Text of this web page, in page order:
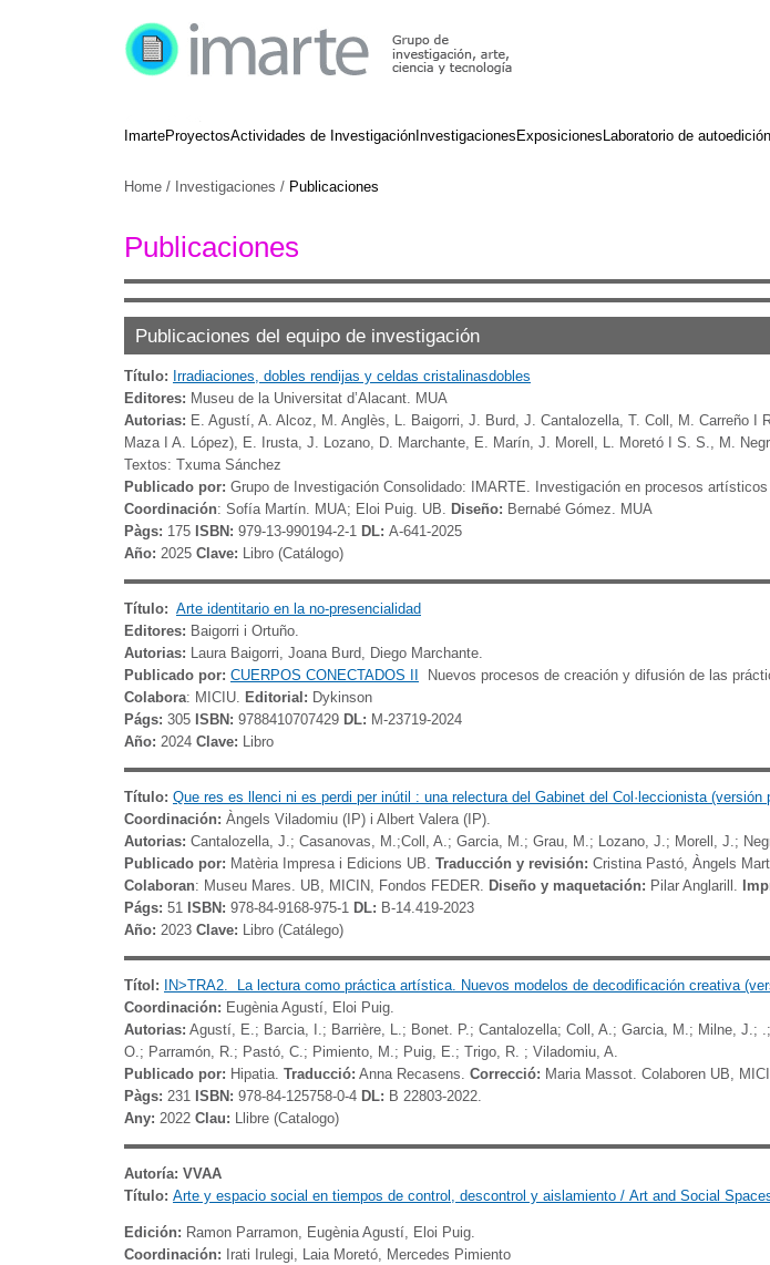
ImarteProyectosActividades de Investigación Investigaciones Exposiciones Laboratorio de autoedición
Home / Investigaciones / Publicaciones
Publicaciones
Publicaciones del equipo de investigación
Título: Irradiaciones, dobles rendijas y celdas cristalinasdobles
Editores: Museu de la Universitat d’Alacant. MUA
Autorias: E. Agustí, A. Alcoz, M. Anglès, L. Baigorri, J. Burd, J. Cantalozella, T. Coll, M. Carreño
Maza I A. López), E. Irusta, J. Lozano, D. Marchante, E. Marín, J. Morell, L. Moretó I S. S., M.
Textos: Txuma Sánchez
Publicado por: Grupo de Investigación Consolidado: IMARTE. Investigación en procesos
Coordinación: Sofía Martín. MUA; Eloi Puig. UB. Diseño: Bernabé Gómez. MUA
Pàgs: 175 ISBN: 979-13-990194-2-1 DL: A-641-2025
Año: 2025 Clave: Libro (Catálogo)
Título: Arte identitario en la no-presencialidad
Editores: Baigorri i Ortuño.
Autorias: Laura Baigorri, Joana Burd, Diego Marchante.
Publicado por: CUERPOS CONECTADOS II
Nuevos procesos de creación y difusión de las
Colabora: MICIU. Editorial: Dykinson
Págs: 305 ISBN: 9788410707429 DL: M-23719-2024
Año: 2024 Clave: Libro
Título: Que res es llenci ni es perdi per inútil : una relectura del Gabinet del Col·leccionista (versión
Coordinación: Àngels Viladomiu (IP) i Albert Valera (IP).
Autorias: Cantalozella, J.; Casanovas, M.;Coll, A.; Garcia, M.; Grau, M.; Lozano, J.; Morell, J.;
Publicado por: Matèria Impresa i Edicions UB. Traducción y revisión: Cristina Pastó, Àngels
Colaboran: Museu Mares. UB, MICIN, Fondos FEDER. Diseño y maquetación: Pilar Anglarill.
Págs: 51 ISBN: 978-84-9168-975-1 DL: B-14.419-2023
Año: 2023 Clave: Libro (Catálego)
Títol:
IN>TRA2. La lectura como práctica artística. Nuevos modelos de decodificación creativa
Coordinación: Eugènia Agustí, Eloi Puig.
Autorias: Agustí, E.; Barcia, I.; Barrière, L.; Bonet. P.; Cantalozella; Coll, A.; Garcia, M.; Milne,
O.; Parramón, R.; Pastó, C.; Pimiento, M.; Puig, E.; Trigo, R. ; Viladomiu, A.
Publicado por: Hipatia. Traducció: Anna Recasens. Correcció: Maria Massot. Colaboren UB,
Pàgs: 231 ISBN: 978-84-125758-0-4 DL: B 22803-2022.
Any: 2022 Clau: Llibre (Catalogo)
Autoría: VVAA
Título: Arte y espacio social en tiempos de control, descontrol y aislamiento / Art and Social
Edición: Ramon Parramon, Eugènia Agustí, Eloi Puig.
Coordinación:
Irati Irulegi, Laia Moretó, Mercedes Pimiento